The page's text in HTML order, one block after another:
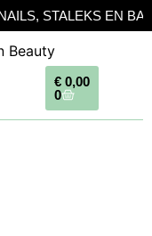
EN
€ 0,00
0